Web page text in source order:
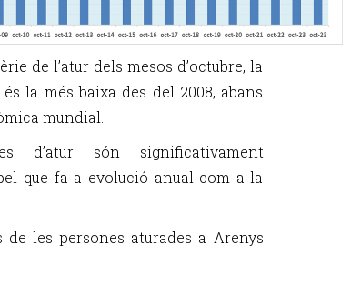
de l’atur dels mesos d’octubre, la
la més baixa des del 2008, abans
mundial.
d’atur són significativament
que fa a evolució anual com a la
de les persones aturades a Arenys